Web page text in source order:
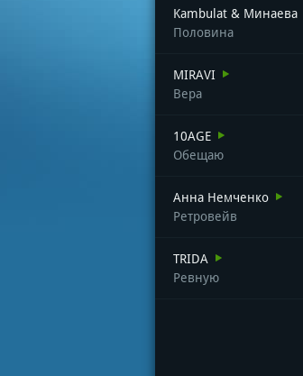
Kambulat & Минаева
Половина
MIRAVI
Вера
10AGE
Обещаю
Анна Немченко
Ретровейв
TRIDA
Ревную